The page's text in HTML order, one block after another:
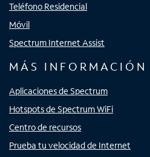
Teléfono Residencial
Móvil
Spectrum Internet Assist
MÁS INFORMACIÓN
Aplicaciones de Spectrum
Hotspots de Spectrum WiFi
Centro de recursos
Prueba tu velocidad de Internet